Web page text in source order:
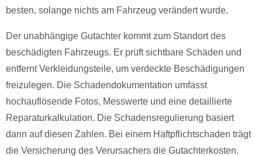
besten, solange nichts am Fahrzeug verändert wurde.
Der unabhängige Gutachter kommt zum Standort des
beschädigten Fahrzeugs. Er prüft sichtbare Schäden und
entfernt Verkleidungsteile, um verdeckte Beschädigungen
freizulegen. Die Schadendokumentation umfasst
hochauflösende Fotos, Messwerte und eine detaillierte
Reparaturkalkulation. Die Schadensregulierung basiert
dann auf diesen Zahlen. Bei einem Haftpflichtschaden trägt
die Versicherung des Verursachers die Gutachterkosten.